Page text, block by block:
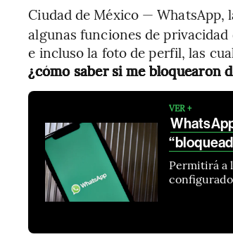
Ciudad de México — WhatsApp,
algunas funciones de
e incluso la foto de perfil, las
¿cómo saber si me bloquearon
VER +
Permitirá a